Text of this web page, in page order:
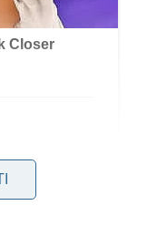
više štete